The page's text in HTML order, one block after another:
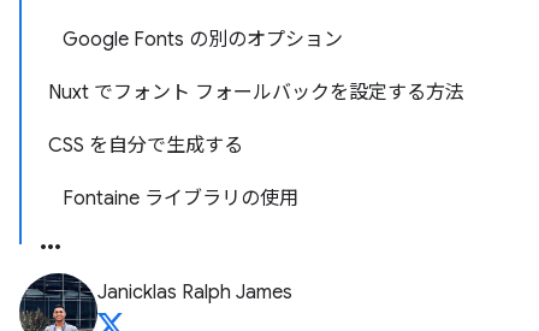
Google Fonts の別のオプション
Nuxt でフォント フォールバックを設定する方法
CSS を自分で生成する
Fontaine ライブラリの使用
Janicklas Ralph James